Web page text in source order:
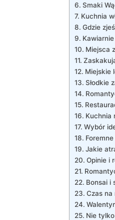
Smaki
Kuchnia
Gdzie
Miejsca
Miejskie
Słodkie
Kuchnia
Wybór
Jakie
Opinie i
Bonsai i
Czas na
Nie